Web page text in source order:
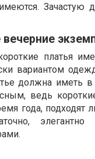
Зачастую
платья
вариантом
должна иметь
ведь
года, подходят